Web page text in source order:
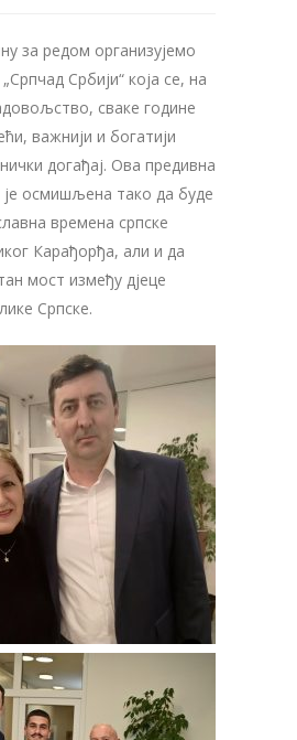
за редом организујемо
Србији“ која се, на
сваке године
важнији и богатији
догађај. Ова предивна
је осмишљена тако да буде
времена српске
Карађорђа, али и да
мост између д‌јеце
Српске.